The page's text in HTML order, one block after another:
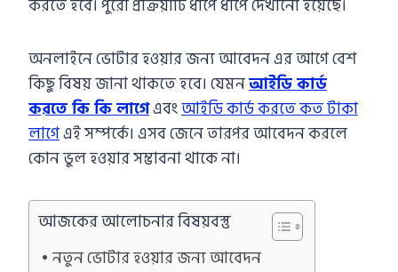
করতে হবে। পুরো প্রক্রিয়াটি ধাপে ধাপে দেখানো হয়েছে।
অনলাইনে ভোটার হওয়ার জন্য আবেদন এর আগে বেশ
কিছু বিষয় জানা থাকতে হবে। যেমনআইডি কার্ড
করতে কি কি লাগেএবংআইডি কার্ড করতে কত টাকা
লাগেএই সম্পর্কে। এসব জেনে তারপর আবেদন করলে
কোন ভুল হওয়ার সম্ভাবনা থাকে না।
আজকের আলোচনার বিষয়বস্তু
নতুন ভোটার হওয়ার জন্য আবেদন